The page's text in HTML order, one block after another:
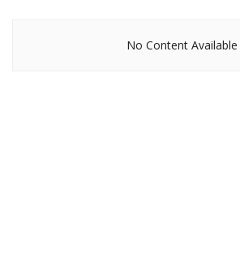
No Content Available